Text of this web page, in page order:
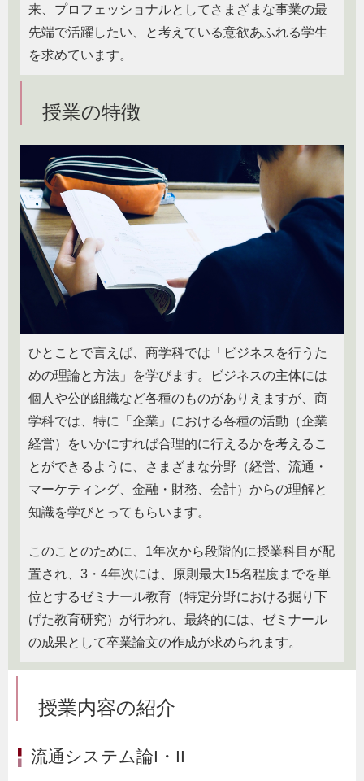
来、プロフェッショナルとしてさまざまな事業の最
先端で活躍したい、と考えている意欲あふれる学生
を求めています。
授業の特徴
ひとことで言えば、商学科では「ビジネスを行うた
めの理論と方法」を学びます。ビジネスの主体には
個人や公的組織など各種のものがありえますが、商
学科では、特に「企業」における各種の活動（企業
経営）をいかにすれば合理的に行えるかを考えるこ
とができるように、さまざまな分野（経営、流通・
マーケティング、金融・財務、会計）からの理解と
知識を学びとってもらいます。
このことのために、1年次から段階的に授業科目が配
置され、3・4年次には、原則最大15名程度までを単
位とするゼミナール教育（特定分野における掘り下
げた教育研究）が行われ、最終的には、ゼミナール
の成果として卒業論文の作成が求められます。
授業内容の紹介
流通システム論I・II